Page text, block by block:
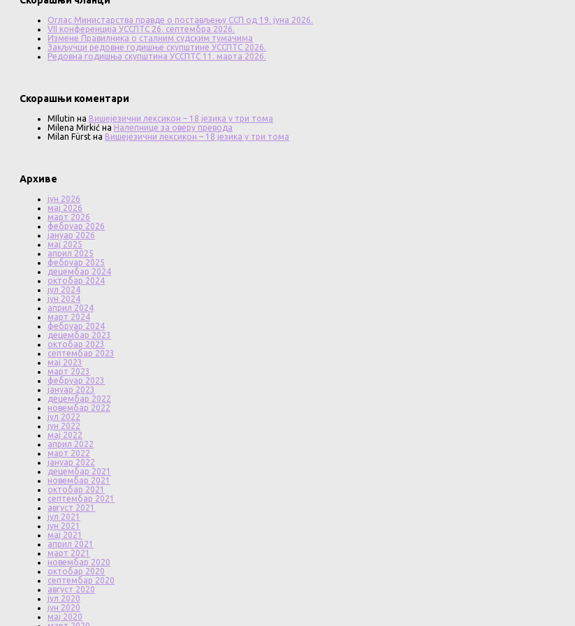
Оглас Министарства правде о постављењу ССП од 19. јуна 2026.
VII конференција УССПТС 26. септембра 2026.
Измене Правилника о сталним судским тумачима
Закључци редовне годишње скупштине УССПТС 2026.
Редовна годишња скупштина УССПТС 11. марта 2026.
Скорашњи коментари
MIlutin на Вишејезични лексикон – 18 језика у три тома
Milena Mirkić на Налепнице за оверу превода
Milan Fürst на Вишејезични лексикон – 18 језика у три тома
Архиве
јун 2026
мај 2026
март 2026
фебруар 2026
јануар 2026
мај 2025
април 2025
фебруар 2025
децембар 2024
октобар 2024
јул 2024
јун 2024
април 2024
март 2024
фебруар 2024
децембар 2023
октобар 2023
септембар 2023
мај 2023
март 2023
фебруар 2023
јануар 2023
децембар 2022
новембар 2022
јул 2022
јун 2022
мај 2022
април 2022
март 2022
јануар 2022
децембар 2021
новембар 2021
октобар 2021
септембар 2021
август 2021
јул 2021
јун 2021
мај 2021
април 2021
март 2021
новембар 2020
октобар 2020
септембар 2020
август 2020
јул 2020
јун 2020
мај 2020